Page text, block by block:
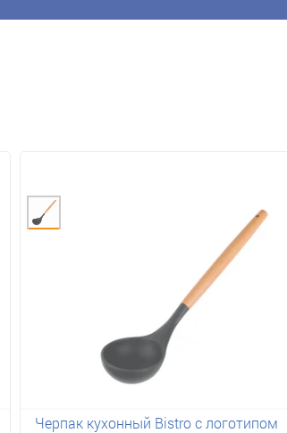
Черпак кухонный Bistro с логотипом